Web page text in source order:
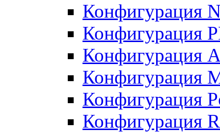
Конфигурация
Конфигурация
Конфигурация
Конфигурация
Конфигурация
Конфигурация